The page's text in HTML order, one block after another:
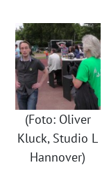
(Foto: Oliver
Kluck, Studio L
Hannover)